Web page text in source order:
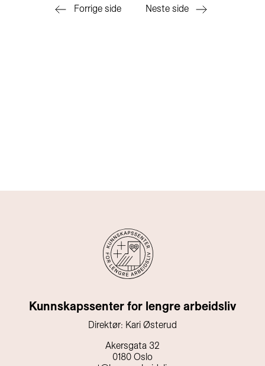
Forrige side Neste side
Kunnskapssenter for lengre arbeidsliv
Direktør: Kari Østerud
Akersgata 32
0180 Oslo